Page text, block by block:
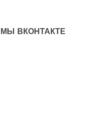
МЫ ВКОНТАКТЕ